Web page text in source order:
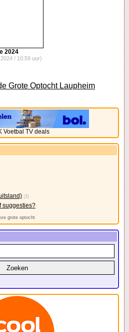
2024
/ 10:59 uur)
Grote Optocht Laupheim
(3)
suggesties?
grote optocht